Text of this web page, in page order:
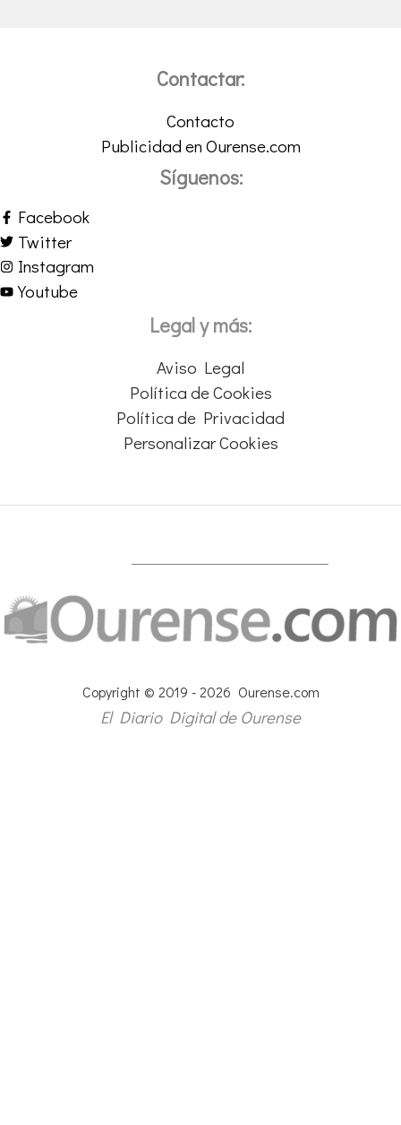
Contactar:
Contacto
Publicidad en Ourense.com
Síguenos:
Facebook
Twitter
Instagram
Youtube
Legal y más:
Aviso Legal
Política de Cookies
Política de Privacidad
Personalizar Cookies
Copyright © 2019 - 2026 Ourense.com
El Diario Digital de Ourense